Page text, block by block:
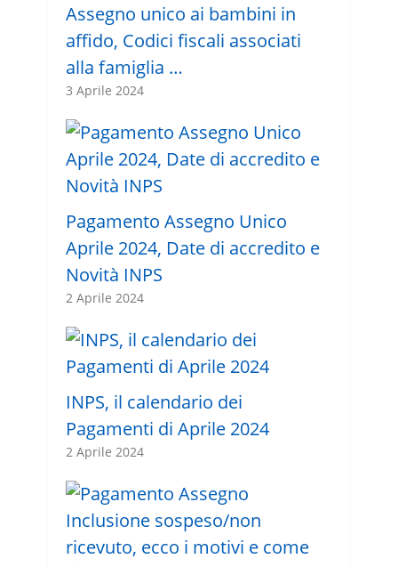
Assegno unico ai bambini in
affido, Codici fiscali associati
alla famiglia …
3 Aprile 2024
Pagamento Assegno Unico
Aprile 2024, Date di accredito e
Novità INPS
2 Aprile 2024
INPS, il calendario dei
Pagamenti di Aprile 2024
2 Aprile 2024